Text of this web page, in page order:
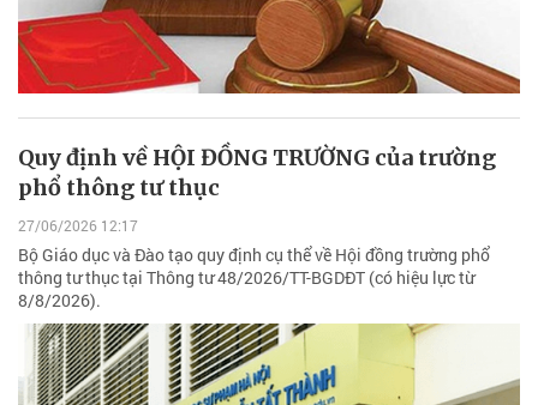
Quy định về HỘI ĐỒNG TRƯỜNG của trường
phổ thông tư thục
27/06/2026 12:17
Bộ Giáo dục và Đào tạo quy định cụ thể về Hội đồng trường phổ
thông tư thục tại Thông tư 48/2026/TT-BGDĐT (có hiệu lực từ
8/8/2026).